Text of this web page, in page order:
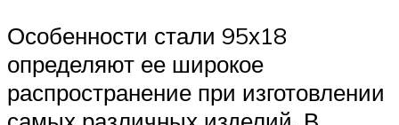
Особенности стали 95х18
определяют ее широкое
распространение при изготовлении